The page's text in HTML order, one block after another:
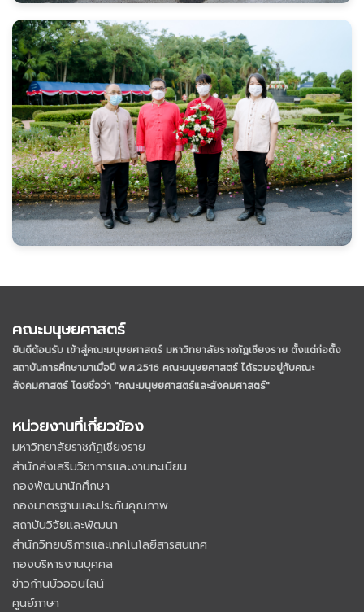
คณะมนุษยศาสตร์
ยินดีต้อนรับ เข้าสู่คณะมนุษยศาสตร์ มหาวิทยาลัยราชภัฏเชียงราย ตั้งแต่ก่อตั้ง
สถาบันการศึกษามาเมื่อปี พ.ศ.2516 คณะมนุษยศาสตร์ ได้รวมอยู่กับคณะ
สังคมศาสตร์ โดยชื่อว่า "คณะมนุษยศาสตร์และสังคมศาสตร์"
หน่วยงานที่เกี่ยวข้อง
มหาวิทยาลัยราชภัฏเชียงราย
สำนักส่งเสริมวิชาการและงานทะเบียน
กองพัฒนานักศึกษา
กองมาตรฐานและประกันคุณภาพ
สถาบันวิจัยและพัฒนา
สำนักวิทยบริการและเทคโนโลยีสารสนเทศ
กองบริหารงานบุคคล
ข่าวก้านบัวออนไลน์
ศูนย์ภาษา